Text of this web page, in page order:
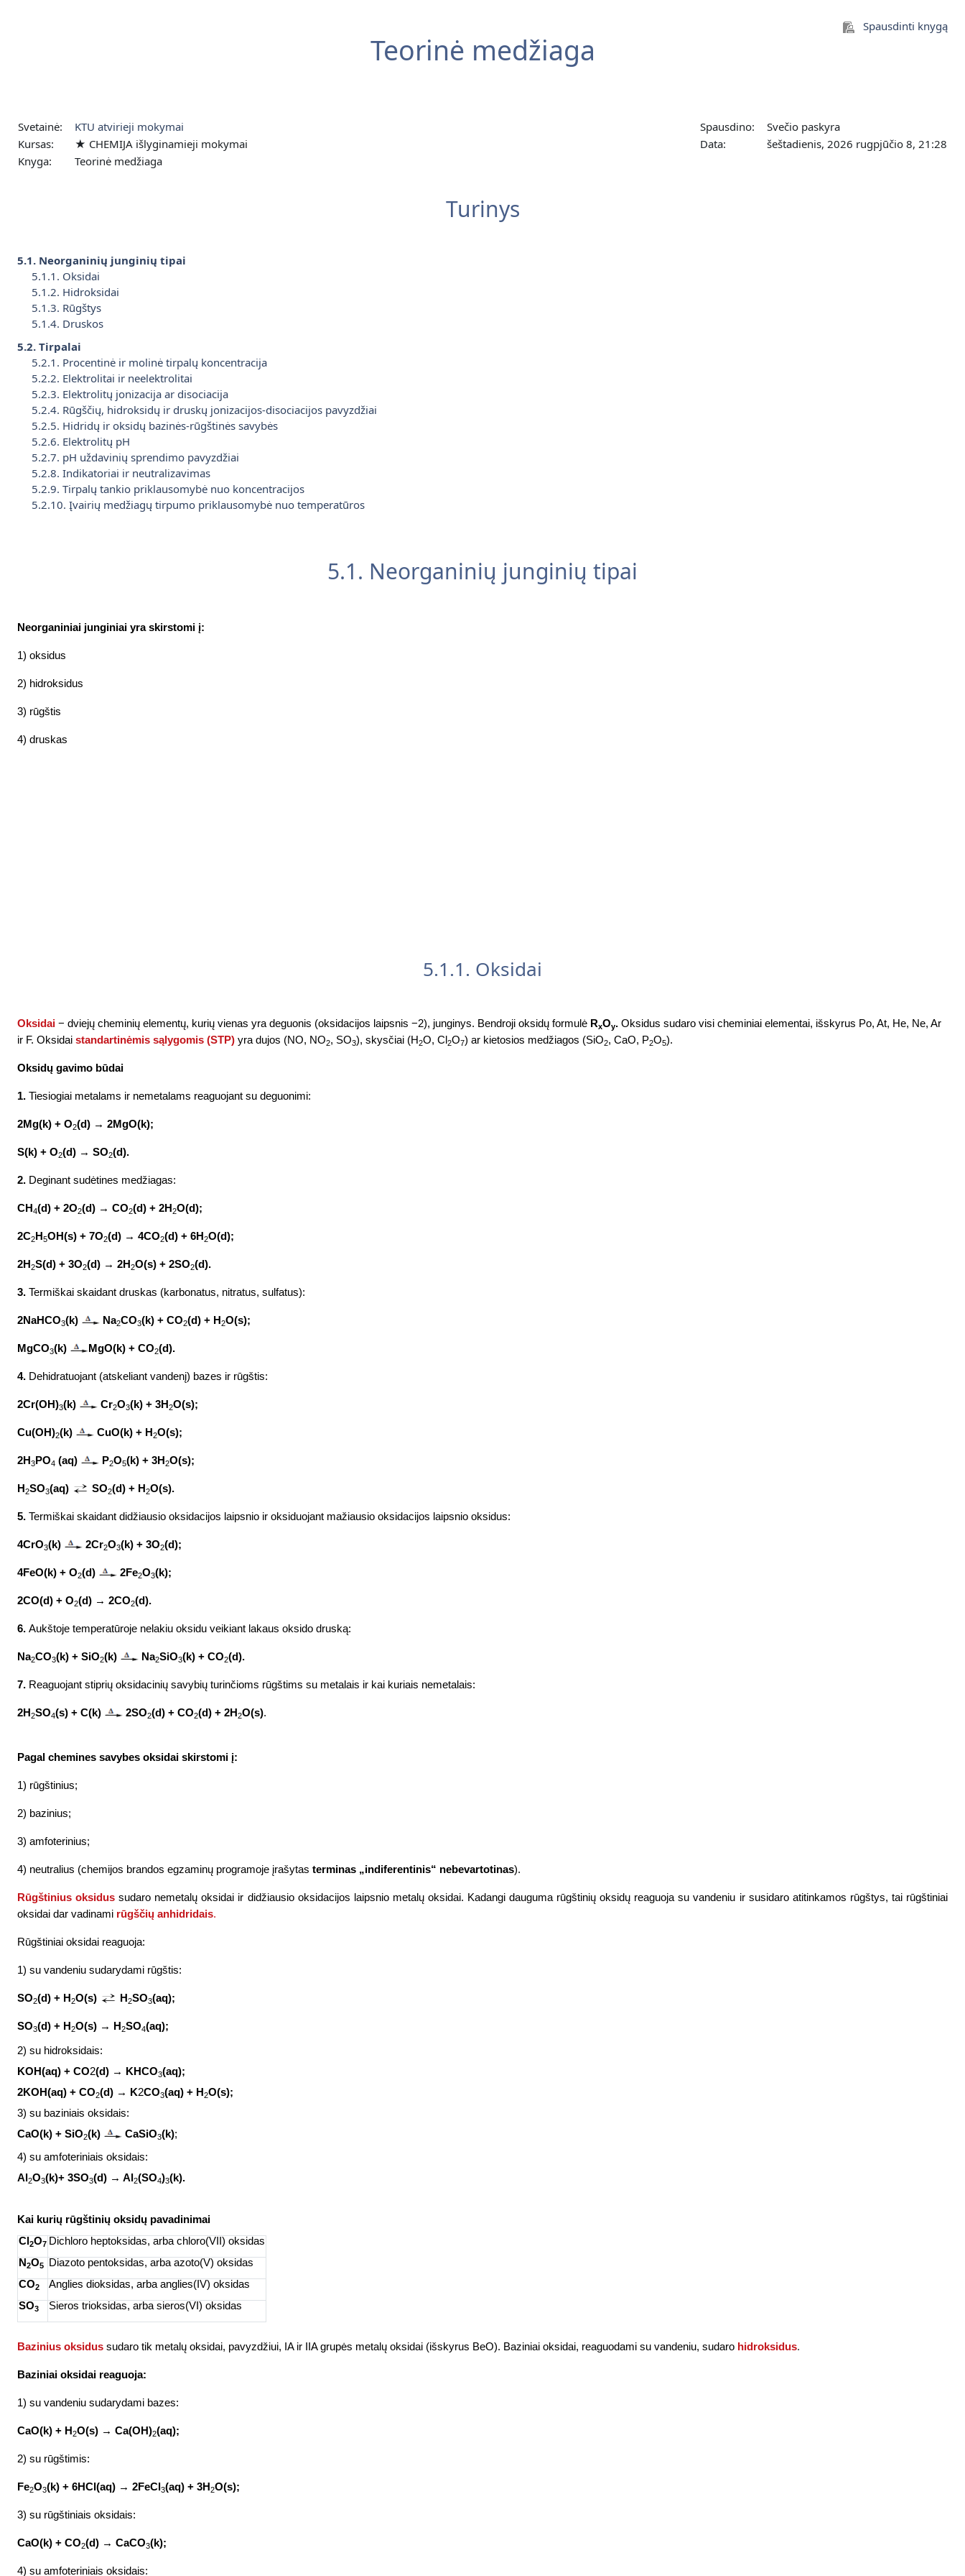
Spausdinti knygą
Teorinė medžiaga
Svetainė:
KTU atvirieji mokymai
Kursas:
★ CHEMIJA išlyginamieji mokymai
Knyga:
Teorinė medžiaga
Spausdino:
Svečio paskyra
Data:
šeštadienis, 2026 rugpjūčio 8, 21:28
Turinys
5.1. Neorganinių junginių tipai
5.1.1. Oksidai
5.1.2. Hidroksidai
5.1.3. Rūgštys
5.1.4. Druskos
5.2. Tirpalai
5.2.1. Procentinė ir molinė tirpalų koncentracija
5.2.2. Elektrolitai ir neelektrolitai
5.2.3. Elektrolitų jonizacija ar disociacija
5.2.4. Rūgščių, hidroksidų ir druskų jonizacijos-disociacijos pavyzdžiai
5.2.5. Hidridų ir oksidų bazinės-rūgštinės savybės
5.2.6. Elektrolitų pH
5.2.7. pH uždavinių sprendimo pavyzdžiai
5.2.8. Indikatoriai ir neutralizavimas
5.2.9. Tirpalų tankio priklausomybė nuo koncentracijos
5.2.10. Įvairių medžiagų tirpumo priklausomybė nuo temperatūros
5.1. Neorganinių junginių tipai
Neorganiniai junginiai yra skirstomi į:
1) oksidus
2) hidroksidus
3) rūgštis
4) druskas
5.1.1. Oksidai
Oksidai − dviejų cheminių elementų, kurių vienas yra deguonis (oksidacijos laipsnis −2), junginys. Bendroji oksidų formulė RxOy. Oksidus sudaro visi cheminiai elementai, išskyrus Po, At, He, Ne, Ar
ir F. Oksidai standartinėmis sąlygomis (STP) yra dujos (NO, NO2, SO3), skysčiai (H2O, Cl2O7) ar kietosios medžiagos (SiO2, CaO, P2O5).
Oksidų gavimo būdai
1. Tiesiogiai metalams ir nemetalams reaguojant su deguonimi:
2Mg(k) + O2(d) → 2MgO(k);
S(k) + O2(d) → SO2(d).
2. Deginant sudėtines medžiagas:
CH4(d) + 2O2(d) → CO2(d) + 2H2O(d);
2C2H5OH(s) + 7O2(d) → 4CO2(d) + 6H2O(d);
2H2S(d) + 3O2(d) → 2H2O(s) + 2SO2(d).
3. Termiškai skaidant druskas (karbonatus, nitratus, sulfatus):
2NaHCO3(k) Na2CO3(k) + CO2(d) + H2O(s);
MgCO3(k) MgO(k) + CO2(d).
4. Dehidratuojant (atskeliant vandenį) bazes ir rūgštis:
2Cr(OH)3(k) Cr2O3(k) + 3H2O(s);
Cu(OH)2(k) CuO(k) + H2O(s);
2H3PO4 (aq) P2O5(k) + 3H2O(s);
H2SO3(aq) SO2(d) + H2O(s).
5. Termiškai skaidant didžiausio oksidacijos laipsnio ir oksiduojant mažiausio oksidacijos laipsnio oksidus:
4CrO3(k) 2Cr2O3(k) + 3O2(d);
4FeO(k) + O2(d) 2Fe2O3(k);
2CO(d) + O2(d) → 2CO2(d).
6. Aukštoje temperatūroje nelakiu oksidu veikiant lakaus oksido druską:
Na2CO3(k) + SiO2(k) Na2SiO3(k) + CO2(d).
7. Reaguojant stiprių oksidacinių savybių turinčioms rūgštims su metalais ir kai kuriais nemetalais:
2H2SO4(s) + C(k) 2SO2(d) + CO2(d) + 2H2O(s).
Pagal chemines savybes oksidai skirstomi į:
1) rūgštinius;
2) bazinius;
3) amfoterinius;
4) neutralius (chemijos brandos egzaminų programoje įrašytas terminas „indiferentinis“ nebevartotinas).
Rūgštinius oksidus sudaro nemetalų oksidai ir didžiausio oksidacijos laipsnio metalų oksidai. Kadangi dauguma rūgštinių oksidų reaguoja su vandeniu ir susidaro atitinkamos rūgštys, tai rūgštiniai
oksidai dar vadinami rūgš­čių anhidridais.
Rūgštiniai oksidai reaguoja:
1) su vandeniu sudarydami rūgštis:
SO2(d) + H2O(s) H2SO3(aq);
SO3(d) + H2O(s) → H2SO4(aq);
2) su hidroksidais:
KOH(aq) + CO2(d) → KHCO3(aq);
2KOH(aq) + CO2(d) → K2CO3(aq) + H2O(s);
3) su baziniais oksidais:
CaO(k) + SiO2(k) CaSiO3(k);
4) su amfoteriniais oksidais:
Al2O3(k)+ 3SO3(d) → Al2(SO4)3(k).
Kai kurių rūgštinių oksidų pavadinimai
Cl2O7 Dichloro heptoksidas, arba chloro(VII) oksidas
N2O5
Diazoto pentoksidas, arba azoto(V) oksidas
CO2
Anglies dioksidas, arba anglies(IV) oksidas
SO3 Sieros trioksidas, arba sieros(VI) oksidas
Bazinius oksidus sudaro tik metalų oksidai, pavyzdžiui, IA ir IIA grupės metalų oksidai (išskyrus BeO). Baziniai oksidai, reaguodami su vandeniu, sudaro hidroksidus.
Baziniai oksidai reaguoja:
1) su vandeniu sudarydami bazes:
CaO(k) + H2O(s) → Ca(OH)2(aq);
2) su rūgštimis:
Fe2O3(k) + 6HCl(aq) → 2FeCl3(aq) + 3H2O(s);
3) su rūgštiniais oksidais:
CaO(k) + CO2(d) → CaCO3(k);
4) su amfoteriniais oksidais: